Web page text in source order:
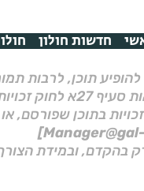
חדשות חולון
תוכן, לרבות
התשס"ח–2007.
בתוכן שפורסם,
בהקדם, ובמידת